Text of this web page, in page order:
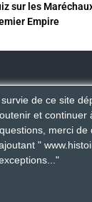
sur les
Empire
de ce site
et continuer
merci de
"